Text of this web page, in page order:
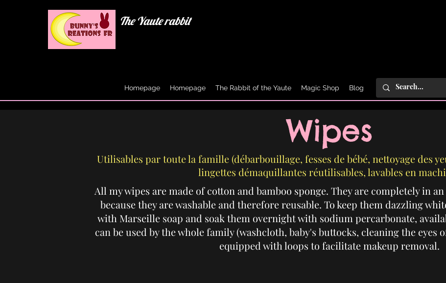
The Yaute rabbit
Homepage Homepage The Rabbit of the Yaute Magic Shop Blog
Wipes
Utilisables par toute la famille (débarbouillage, fesses de bébé, nettoyage des
lingettes démaquillantes réutilisables, lavables en
All my wipes are made of cotton and bamboo sponge. They are completely in
because they are washable and therefore reusable. To keep them dazzling
with Marseille soap and soak them overnight with sodium percarbonate,
can be used by the whole family (washcloth, baby's buttocks, cleaning the eyes
equipped with loops to facilitate makeup removal.